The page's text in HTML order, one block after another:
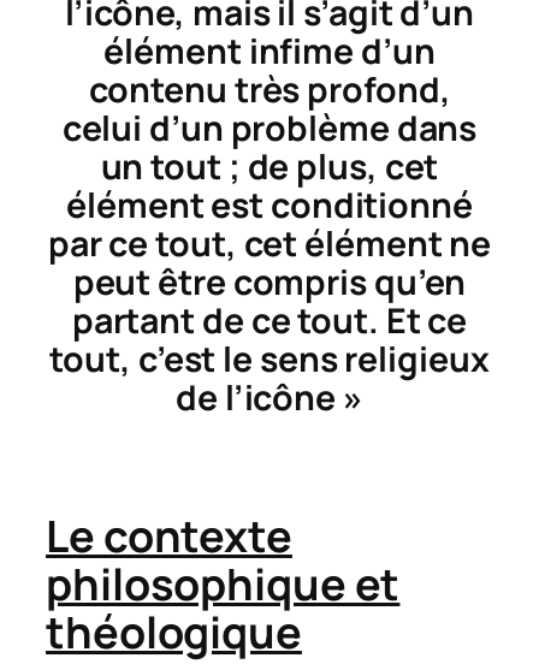
l’icône, mais il s’agit d’un
élément infime d’un
contenu très profond,
celui d’un problème dans
un tout ; de plus, cet
élément est conditionné
par ce tout, cet élément ne
peut être compris qu’en
partant de ce tout. Et ce
tout, c’est le sens religieux
de l’icône »
Le contexte
philosophique et
théologique